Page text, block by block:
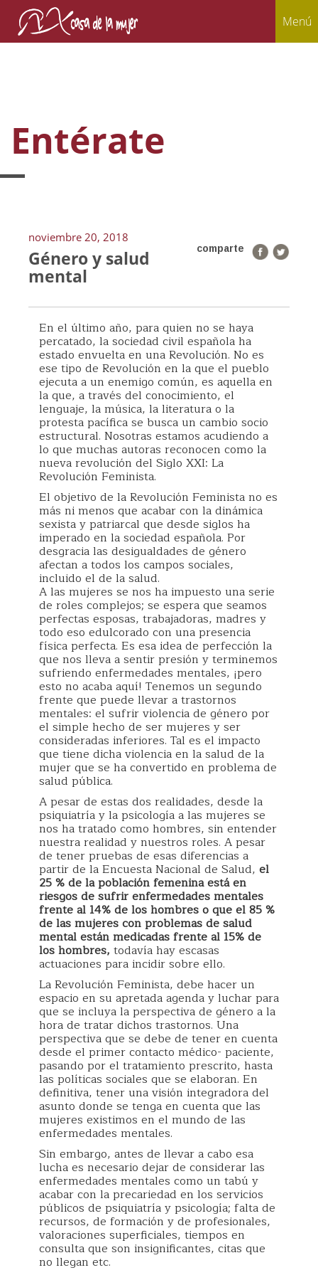
Menú
Entérate
noviembre 20, 2018
comparte
Género y salud
mental
En el último año, para quien no se haya
percatado, la sociedad civil española ha
estado envuelta en una Revolución. No es
ese tipo de Revolución en la que el pueblo
ejecuta a un enemigo común, es aquella en
la que, a través del conocimiento, el
lenguaje, la música, la literatura o la
protesta pacífica se busca un cambio socio
estructural. Nosotras estamos acudiendo a
lo que muchas autoras reconocen como la
nueva revolución del Siglo XXI: La
Revolución Feminista.
El objetivo de la Revolución Feminista no es
más ni menos que acabar con la dinámica
sexista y patriarcal que desde siglos ha
imperado en la sociedad española. Por
desgracia las desigualdades de género
afectan a todos los campos sociales,
incluido el de la salud.
A las mujeres se nos ha impuesto una serie
de roles complejos; se espera que seamos
perfectas esposas, trabajadoras, madres y
todo eso edulcorado con una presencia
física perfecta. Es esa idea de perfección la
que nos lleva a sentir presión y terminemos
sufriendo enfermedades mentales, ¡pero
esto no acaba aquí! Tenemos un segundo
frente que puede llevar a trastornos
mentales: el sufrir violencia de género por
el simple hecho de ser mujeres y ser
consideradas inferiores. Tal es el impacto
que tiene dicha violencia en la salud de la
mujer que se ha convertido en problema de
salud pública.
A pesar de estas dos realidades, desde la
psiquiatría y la psicología a las mujeres se
nos ha tratado como hombres, sin entender
nuestra realidad y nuestros roles. A pesar
de tener pruebas de esas diferencias a
partir de la Encuesta Nacional de Salud, el
25 % de la población femenina está en
riesgos de sufrir enfermedades mentales
frente al 14% de los hombres o que el 85 %
de las mujeres con problemas de salud
mental están medicadas frente al 15% de
los hombres, todavía hay escasas
actuaciones para incidir sobre ello.
La Revolución Feminista, debe hacer un
espacio en su apretada agenda y luchar para
que se incluya la perspectiva de género a la
hora de tratar dichos trastornos. Una
perspectiva que se debe de tener en cuenta
desde el primer contacto médico- paciente,
pasando por el tratamiento prescrito, hasta
las políticas sociales que se elaboran. En
definitiva, tener una visión integradora del
asunto donde se tenga en cuenta que las
mujeres existimos en el mundo de las
enfermedades mentales.
Sin embargo, antes de llevar a cabo esa
lucha es necesario dejar de considerar las
enfermedades mentales como un tabú y
acabar con la precariedad en los servicios
públicos de psiquiatría y psicología; falta de
recursos, de formación y de profesionales,
valoraciones superficiales, tiempos en
consulta que son insignificantes, citas que
no llegan etc.